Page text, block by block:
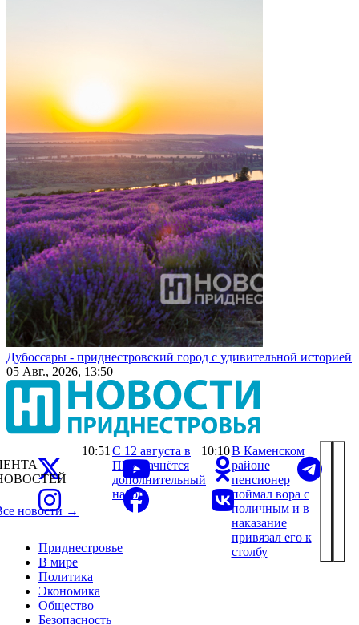
Дубоссары - приднестровский город с удивительной историей
05 Авг., 2026, 13:50
Приднестровье
В мире
Политика
Экономика
Общество
Безопасность
новости →
10:51 С 12 августа в
ПГУ начнётся
дополнительный
набор
10:10В Каменском
районе
пенсионер
поймал вора с
поличным и в
наказание
привязал его к
столбу